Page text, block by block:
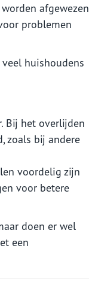
afgewezen
problemen
huishoudens
Bij het overlijden
zoals bij andere
voordelig zijn
voor betere
doen er wel
een